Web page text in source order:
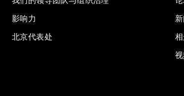
影响力
北京代表处